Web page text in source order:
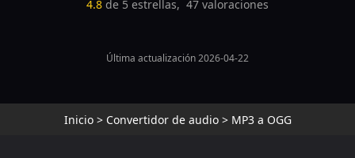
4.8 de 5 estrellas, 47 valoraciones
Última actualización 2026-04-22
Inicio> Convertidor de audio> MP3 a OGG